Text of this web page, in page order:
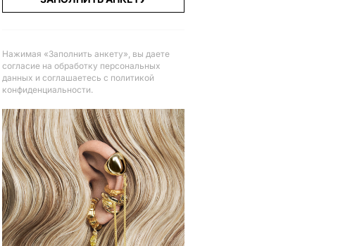
Нажимая «Заполнить анкету», вы даете
согласие на обработку персональных
данных и соглашаетесь с политикой
конфиденциальности.